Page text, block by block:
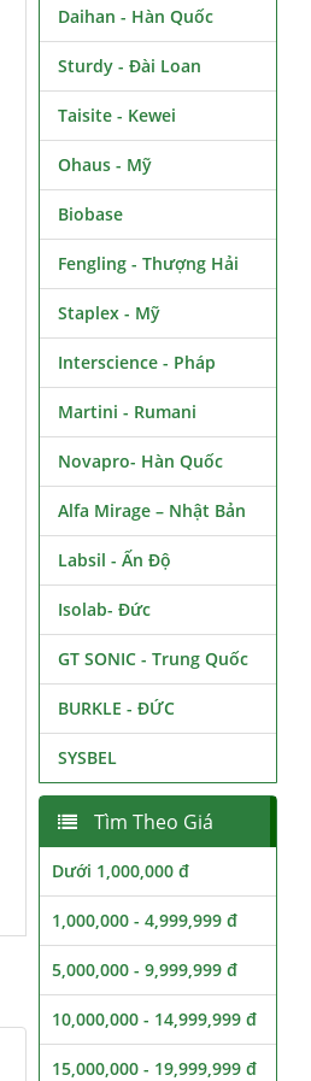
Daihan - Hàn Quốc
Sturdy - Đài Loan
Taisite - Kewei
Ohaus - Mỹ
Biobase
Fengling - Thượng Hải
Staplex - Mỹ
Interscience - Pháp
Martini - Rumani
Novapro- Hàn Quốc
Alfa Mirage – Nhật Bản
Labsil - Ấn Độ
Isolab- Đức
GT SONIC - Trung Quốc
BURKLE - ĐỨC
SYSBEL
Tìm Theo Giá
Dưới 1,000,000 đ
1,000,000 - 4,999,999 đ
5,000,000 - 9,999,999 đ
10,000,000 - 14,999,999 đ
15,000,000 - 19,999,999 đ